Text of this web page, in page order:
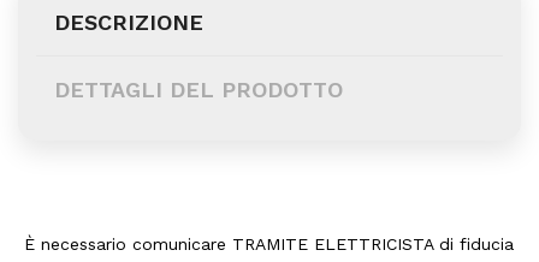
DESCRIZIONE
DETTAGLI DEL PRODOTTO
È necessario comunicare TRAMITE ELETTRICISTA di fiducia